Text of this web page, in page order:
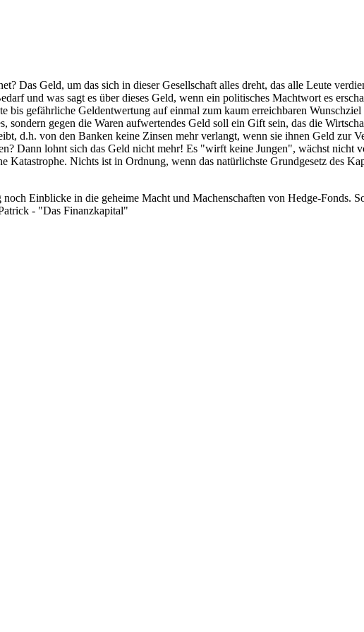
Das Geld, um das sich in dieser Gesellschaft alles dreht, das alle Leute
und was sagt es über dieses Geld, wenn ein politisches Machtwort es
bis gefährliche Geldentwertung auf einmal zum kaum erreichbaren
gegen die Waren aufwertendes Geld soll ein Gift sein, das die
d.h. von den Banken keine Zinsen mehr verlangt, wenn sie ihnen Geld zur
Dann lohnt sich das Geld nicht mehr! Es "wirft keine Jungen", wächst nicht
Nichts ist in Ordnung, wenn das natürlichste Grundgesetz des
Einblicke in die geheime Macht und Machenschaften von Hedge-Fonds.
- "Das Finanzkapital"